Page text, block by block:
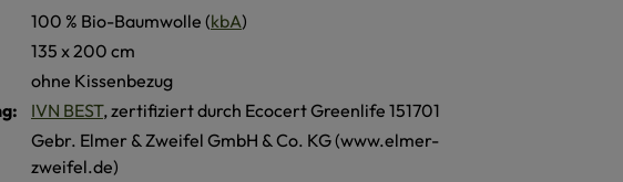
100 % Bio-Baumwolle (kbA)
135 x 200 cm
ohne Kissenbezug
IVN BEST, zertifiziert durch Ecocert Greenlife 151701
Gebr. Elmer & Zweifel GmbH & Co. KG (www.elmer-
zweifel.de)